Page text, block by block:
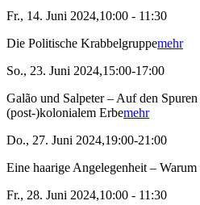
Fr., 14. Juni 2024,10:00 - 11:30
Die Politische Krabbelgruppemehr
So., 23. Juni 2024,15:00-17:00
Galão und Salpeter – Auf den
(post-)kolonialem Erbemehr
Do., 27. Juni 2024,19:00-21:00
Eine haarige Angelegenheit –
Fr., 28. Juni 2024,10:00 - 11:30